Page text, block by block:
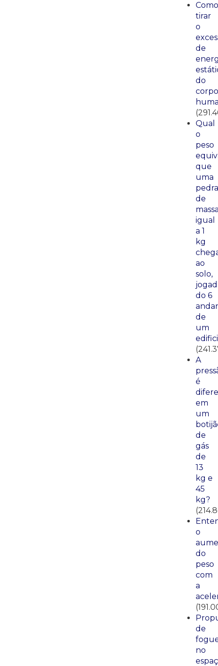
Como
tirar
o
de
do
corpo
Qual
o
peso
que
uma
pedra
de
igual
a 1
kg
ao
solo,
do 6
andar
de
um
A
é
em
um
de
gás
de
13
kg e
45
kg?
o
do
peso
com
a
de
no